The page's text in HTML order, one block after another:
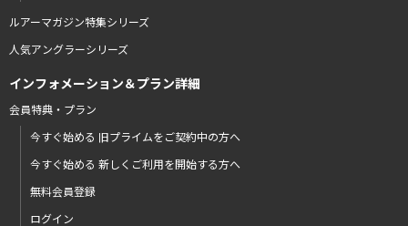
ルアーマガジン特集シリーズ
人気アングラーシリーズ
インフォメーション＆プラン詳細
会員特典・プラン
今すぐ始める 旧プライムをご契約中の方へ
今すぐ始める 新しくご利用を開始する方へ
無料会員登録
ログイン